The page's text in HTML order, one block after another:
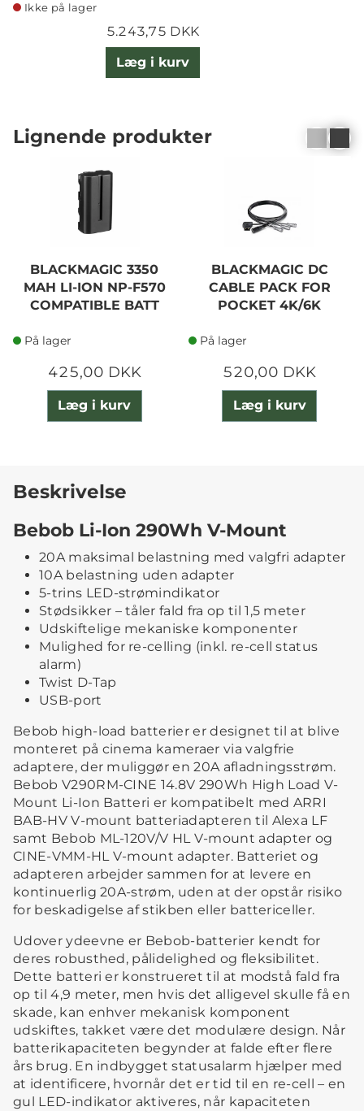
Ikke på lager
5.243,75 DKK
Læg i kurv
Lignende produkter
BLACKMAGIC 3350
MAH LI-ION NP-F570
COMPATIBLE BATT
På lager
425,00 DKK
Læg i kurv
BLACKMAGIC DC
CABLE PACK FOR
POCKET 4K/6K
På lager
520,00 DKK
Læg i kurv
Beskrivelse
Bebob Li-Ion 290Wh V-Mount
20A maksimal belastning med valgfri adapter
10A belastning uden adapter
5-trins LED-strømindikator
Stødsikker – tåler fald fra op til 1,5 meter
Udskiftelige mekaniske komponenter
Mulighed for re-celling (inkl. re-cell status
alarm)
Twist D-Tap
USB-port
Bebob high-load batterier er designet til at blive
monteret på cinema kameraer via valgfrie
adaptere, der muliggør en 20A afladningsstrøm.
Bebob V290RM-CINE 14.8V 290Wh High Load V-
Mount Li-Ion Batteri er kompatibelt med ARRI
BAB-HV V-mount batteriadapteren til Alexa LF
samt Bebob ML-120V/V HL V-mount adapter og
CINE-VMM-HL V-mount adapter. Batteriet og
adapteren arbejder sammen for at levere en
kontinuerlig 20A-strøm, uden at der opstår risiko
for beskadigelse af stikben eller battericeller.
Udover ydeevne er Bebob-batterier kendt for
deres robusthed, pålidelighed og fleksibilitet.
Dette batteri er konstrueret til at modstå fald fra
op til 4,9 meter, men hvis det alligevel skulle få en
skade, kan enhver mekanisk komponent
udskiftes, takket være det modulære design. Når
batterikapaciteten begynder at falde efter flere
års brug. En indbygget statusalarm hjælper med
at identificere, hvornår det er tid til en re-cell – en
gul LED-indikator aktiveres, når kapaciteten